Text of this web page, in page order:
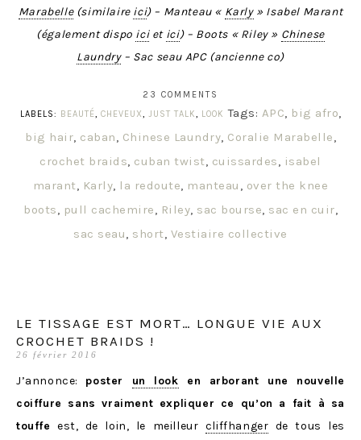
Marabelle(similaire ici) – Manteau « Karly» Isabel Marant
(également dispo iciet ici) – Boots « Riley » Chinese
Laundry– Sac seau APC (ancienne co)
23 COMMENTS
LABELS: BEAUTÉ, CHEVEUX, JUST TALK, LOOK Tags: APC, big afro,
big hair, caban, Chinese Laundry, Coralie Marabelle,
crochet braids, cuban twist, cuissardes, isabel
marant, Karly, la redoute, manteau , over the knee
boots, pull cachemire, Riley, sac bourse, sac en cuir,
sac seau, short, Vestiaire collective
LE TISSAGE EST MORT… LONGUE VIE AUX
CROCHET BRAIDS !
26 février 2016
J’annonce: poster un look en arborant une nouvelle
coiffure sans vraiment expliquer ce qu’on a fait à sa
touffe est, de loin, le meilleur cliffhanger de tous les